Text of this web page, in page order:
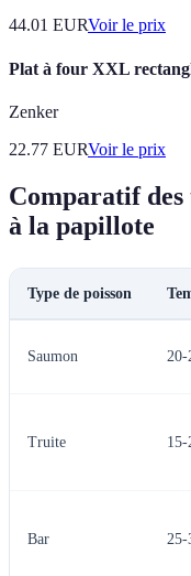
44.01 EURVoir le prix
Plat à four XXL
Zenker
22.77 EURVoir le prix
Comparatif des
à la papillote
Type de poisson
Saumon 20-
Truite 15-
Bar 25-